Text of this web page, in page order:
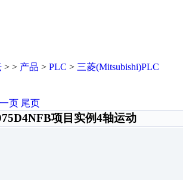
> > 产品 > PLC > 三菱(Mitsubishi)PLC
页 尾页
项目实例4轴运动